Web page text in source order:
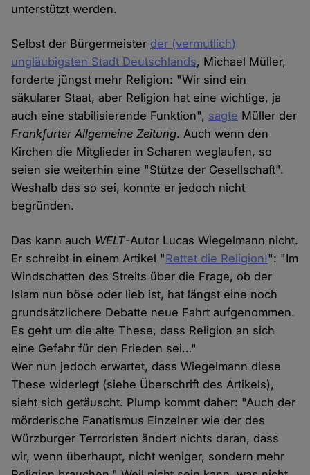
unterstützt werden.
Selbst der Bürgermeister der (vermutlich)
ungläubigsten Stadt Deutschlands, Michael Müller,
forderte jüngst mehr Religion: "Wir sind ein
säkularer Staat, aber Religion hat eine wichtige, ja
auch eine stabilisierende Funktion", sagte Müller der
Frankfurter Allgemeine Zeitung. Auch wenn den
Kirchen die Mitglieder in Scharen weglaufen, so
seien sie weiterhin eine "Stütze der Gesellschaft".
Weshalb das so sei, konnte er jedoch nicht
begründen.
Das kann auch WELT-Autor Lucas Wiegelmann nicht.
Er schreibt in einem Artikel "Rettet die Religion!": "Im
Windschatten des Streits über die Frage, ob der
Islam nun böse oder lieb ist, hat längst eine noch
grundsätzlichere Debatte neue Fahrt aufgenommen.
Es geht um die alte These, dass Religion an sich
eine Gefahr für den Frieden sei…"
Wer nun jedoch erwartet, dass Wiegelmann diese
These widerlegt (siehe Überschrift des Artikels),
sieht sich getäuscht. Plump kommt daher: "Auch der
mörderische Fanatismus Einzelner wie der des
Würzburger Terroristen ändert nichts daran, dass
wir, wenn überhaupt, nicht weniger, sondern mehr